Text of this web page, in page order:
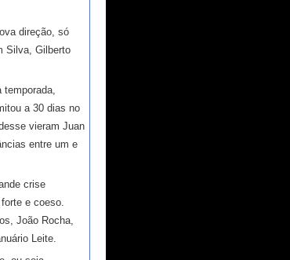
direção, só
Silva, Gilberto
temporada,
a 30 dias no
vieram Juan
entre um e
crise
e coeso.
João Rocha,
Leite.